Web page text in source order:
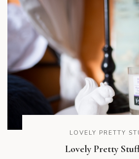
LOVELY PRETTY
Lovely Pretty